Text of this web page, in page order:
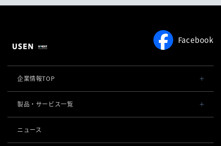
Facebook
企業情報TOP
会社概要・役員一覧
社長メッセージ
製品・サービス一覧
POSレジ 他
導入事例
ニュース